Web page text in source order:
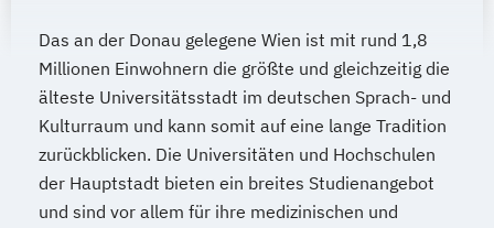
Internationale Entwicklung
Internationale Rechtswissenschaften
Islamisch-Theologische Studien
Islamische Religionspädagogik
Italienisch (Lehramt) Japanologie
Judaistik
Kartographie und Geoinformation
Das an der Donau gelegene Wien ist mit rund 1,8
Millionen Einwohnern die größte und gleichzeitig die
älteste Universitätsstadt im deutschen Sprach- und
Kulturraum und kann somit auf eine lange Tradition
zurückblicken. Die Universitäten und Hochschulen
der Hauptstadt bieten ein breites Studienangebot
und sind vor allem für ihre medizinischen und